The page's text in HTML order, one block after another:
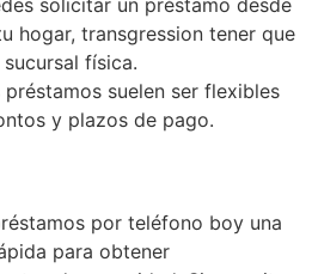
hogar, transgression tener que
física.
suelen ser flexibles
y plazos de pago.
por teléfono boy una
para obtener